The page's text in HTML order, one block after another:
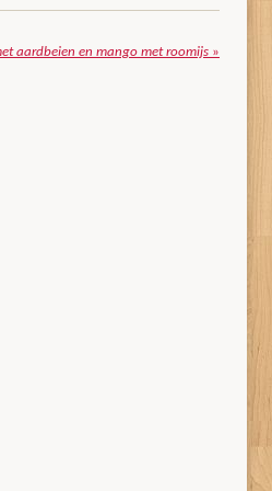
aardbeien en mango met roomijs »